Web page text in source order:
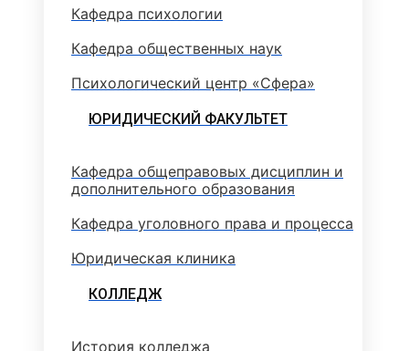
Кафедра психологии
Кафедра общественных наук
Психологический центр «Сфера»
ЮРИДИЧЕСКИЙ ФАКУЛЬТЕТ
Кафедра общеправовых дисциплин и
дополнительного образования
Кафедра уголовного права и процесса
Юридическая клиника
КОЛЛЕДЖ
История колледжа